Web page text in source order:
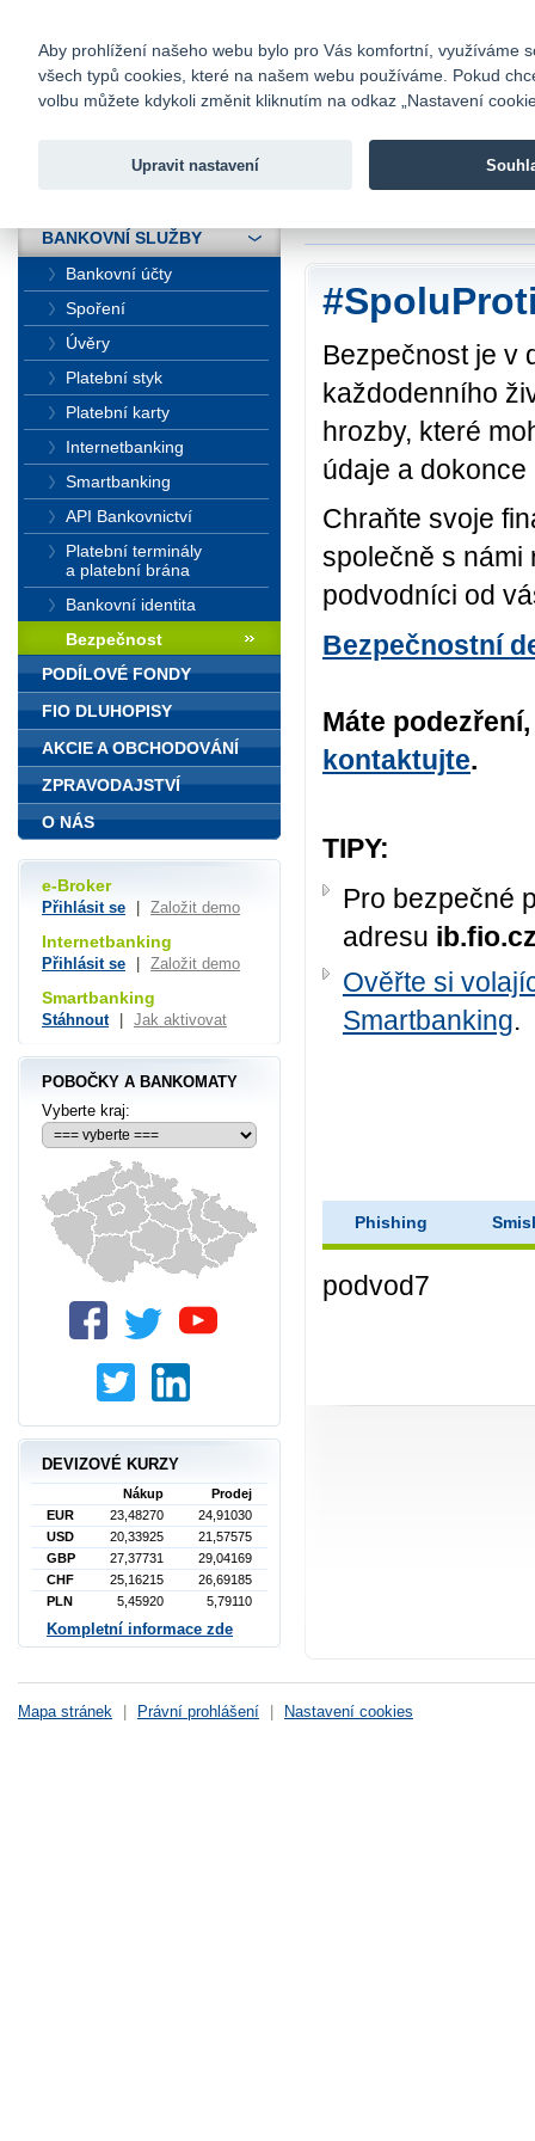
Fio banka
Fio banka
Bezpečnost je v
každodenního
hrozby, které
údaje a dokonce
Chraňte svoje
společně s námi
podvodníci od
Bezpečnostní
Máte
kontaktujte.
TIPY:
Pro bezpečné
adresu
Ověřte si
Smartbanking.
Phishing
podvod7
BANKOVNÍ SLUŽBY
Bankovní účty
Spoření
Úvěry
Platební styk
Platební karty
Internetbanking
Smartbanking
API Bankovnictví
Platební terminály
a platební brána
Bankovní identita
Bezpečnost
PODÍLOVÉ FONDY
FIO DLUHOPISY
AKCIE A OBCHODOVÁNÍ
ZPRAVODAJSTVÍ
O NÁS
e-Broker
Přihlásit se Založit demo
Internetbanking
Přihlásit se Založit demo
Smartbanking
Stáhnout Jak aktivovat
POBOČKY A BANKOMATY
Vyberte kraj:
DEVIZOVÉ KURZY
Nákup
Prodej
EUR
23,48270
24,91030
USD
20,33925
21,57575
GBP
27,37731
29,04169
CHF
25,16215
26,69185
PLN
5,45920 5,79110
Kompletní informace zde
Mapa stránek Právní prohlášení Nastavení cookies
Aby prohlížení našeho webu bylo pro Vás komfortní, využíváme
všech typů cookies, které na našem webu používáme. Pokud
volbu můžete kdykoli změnit kliknutím na odkaz „Nastavení
Upravit nastavení